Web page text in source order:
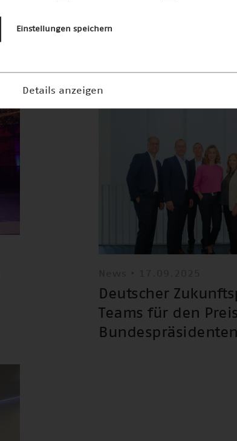
Wissenschaft
gewinnen: Fast
Deutscher
Teams für den
Einstellungen speichern
Details anzeigen